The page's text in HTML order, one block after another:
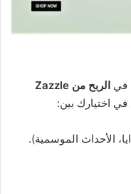
في
الربح من Zazzle
اختيارك بين:
الأحداث الموسمية).